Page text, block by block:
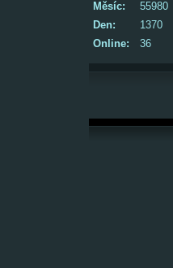
Online: 36
Měsíc:
55980
Den:
1370